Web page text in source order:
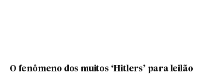
O fenômeno dos muitos ‘Hitlers’ para leilão